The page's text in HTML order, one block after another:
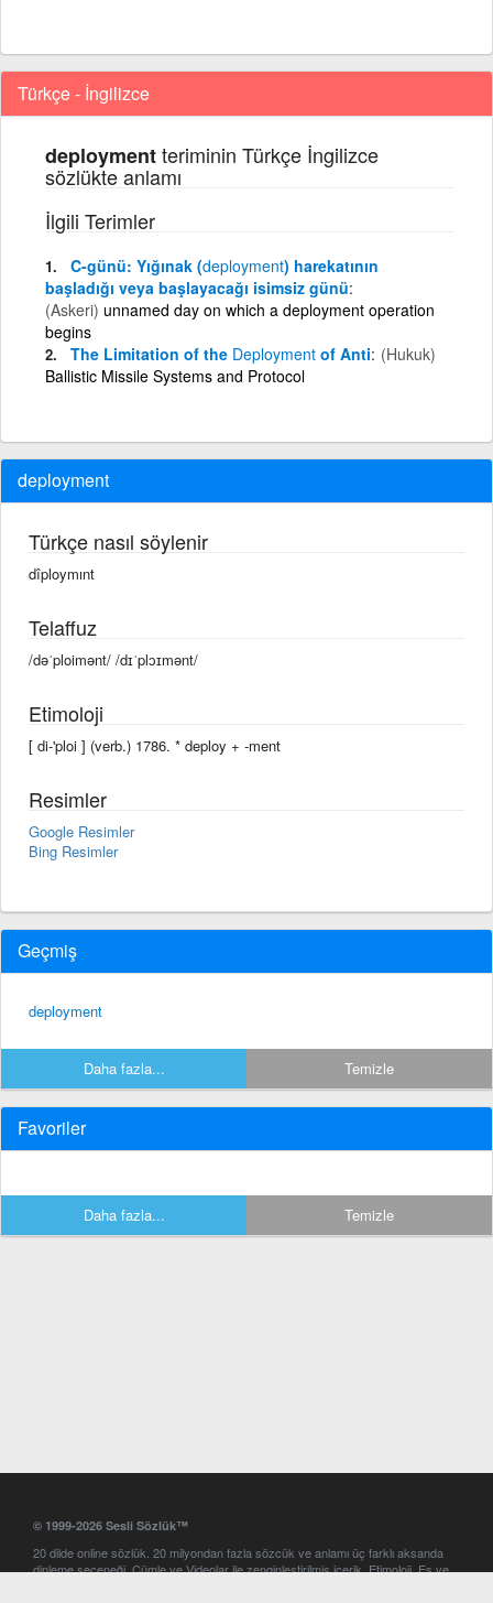
Türkçe - İngilizce
deploymentteriminin Türkçe İngilizce
sözlükte anlamı
İlgili Terimler
C-günü: Yığınak (deployment) harekatının
başladığı veya başlayacağı isimsiz günü
(Askeri) unnamed day on which a deployment operation
begins
The Limitation of the Deployment of Anti (Hukuk)
Ballistic Missile Systems and Protocol
deployment
Türkçe nasıl söylenir
dîploymınt
Telaffuz
/dəˈploimənt/ /dɪˈplɔɪmənt/
Etimoloji
[ di-'ploi ] (verb.) 1786. * deploy + -ment
Resimler
Google Resimler
Bing Resimler
Geçmiş
deployment
Daha fazla... Temizle
Favoriler
Daha fazla... Temizle
© 1999-2026 Sesli Sözlük™
20 dilde online sözlük. 20 milyondan fazla sözcük ve anlamı üç farklı aksanda
dinleme seçeneği. Cümle ve Videolar ile zenginleştirilmiş içerik. Etimoloji, Eş ve